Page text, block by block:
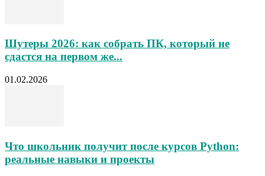
Шутеры 2026: как собрать ПК, который не
сдастся на первом же...
01.02.2026
Что школьник получит после курсов Python:
реальные навыки и проекты